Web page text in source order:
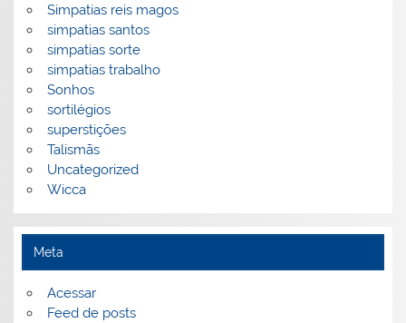
Simpatias reis magos
simpatias santos
simpatias sorte
simpatias trabalho
Sonhos
sortilégios
superstições
Talismãs
Uncategorized
Wicca
Meta
Acessar
Feed de posts